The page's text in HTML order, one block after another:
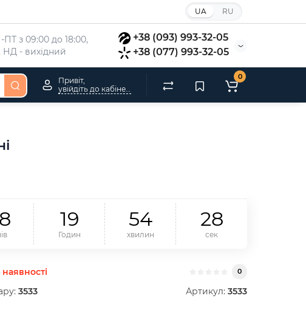
UA RU
з 09:00 до 18:00,
НД - вихідний
+38 (093) 993-32-05
+38 (077) 993-32-05
Привіт,
0
8 19
Годин
54
хвилин
27
сек
0
3533 Артикул: 3533